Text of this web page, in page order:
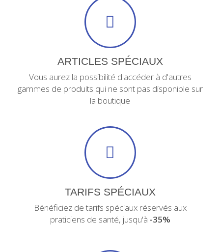
ARTICLES SPÉCIAUX
Vous aurez la possibilité d'accéder à d'autres
gammes de produits qui ne sont pas disponible sur
la boutique
TARIFS SPÉCIAUX
Bénéficiez de tarifs spéciaux réservés aux
praticiens de santé, jusqu'à -35%